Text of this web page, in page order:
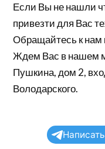
Если Вы не нашли
привезти для Вас
Обращайтесь к нам
Ждем Вас в нашем
Пушкина, дом 2,
Володарского.